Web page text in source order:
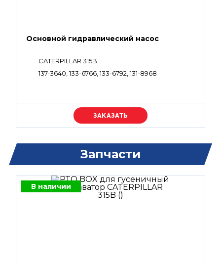
Основной гидравлический насос
CATERPILLAR 315B
137-3640, 133-6766, 133-6792, 131-8968
Уточняйте цену
Запчасти
В наличии